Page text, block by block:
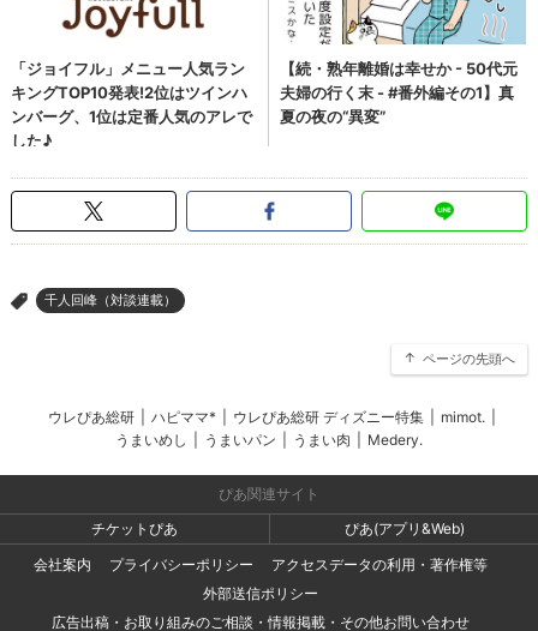
> 千人回峰（対談連載）
ページの先頭へ
ウレぴあ総研 ハピママ* ウレぴあ総研 ディズニー特集 mimot.
うまいめし
うまいパン うまい肉 Medery.
ぴあ関連サイト
チケットぴあ
ぴあ(アプリ&Web)
会社案内
プライバシーポリシー
アクセスデータの利用・著作権等
外部送信ポリシー
広告出稿・お取り組みのご相談・情報掲載・その他お問い合わせ